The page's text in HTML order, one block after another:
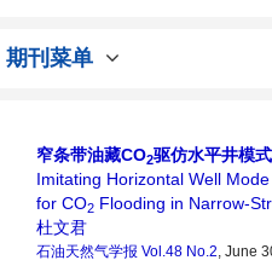
期刊菜单
窄条带油藏CO2驱仿水平井模
Imitating Horizontal Well
for CO2 Flooding in
杜文君
石油天然气学报 Vol.48 No.2, June